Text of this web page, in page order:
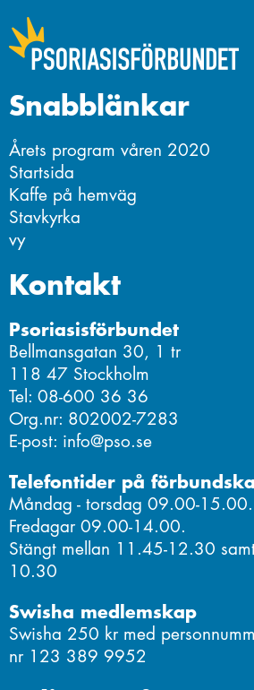
Kontakt
Psoriasisförbundet
Bellmansgatan 30, 1 tr
118 47 Stockholm
Tel: 08-600 36 36
Org.nr: 802002-7283
E-post: info@pso.se
Telefontider på
Måndag - torsdag 09.00-15.00.
Fredagar 09.00-14.00.
Stängt mellan 11.45-12.30
10.30
Swisha medlemskap
Swisha 250 kr med
nr 123 389 9952
Snabblänkar
Årets program våren 2020
Startsida
Kaffe på hemväg
Stavkyrka
vy